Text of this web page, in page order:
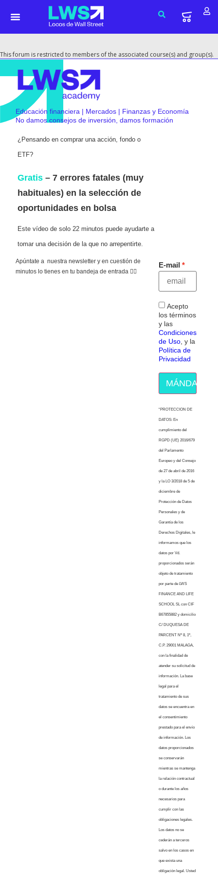
This forum is restricted to members of the associated course(s) and group(s).
Educación financiera | Mercados | Finanzas y Economía
No damos consejos de inversión, damos formación
¿Pensando en comprar una acción, fondo o
ETF?
Gratis – 7 errores fatales (muy
habituales) en la selección de
oportunidades en bolsa
Este vídeo de solo 22 minutos puede ayudarte a
tomar una decisión de la que no arrepentirte.
Apúntate a nuestra newsletter y en cuestión de
minutos lo tienes en tu bandeja de entrada 👇🏻
E-mail
Acepto
los términos
y las
Condiciones
de Uso, y la
Política de
Privacidad
MÁNDAME
“PROTECCION DE
DATOS: En
cumplimiento del
RGPD (UE) 2016/679
del Parlamento
Europeo y del Consejo
de 27 de abril de 2016
y la LO 3/2018 de 5 de
diciembre de
Protección de Datos
Personales y de
Garantía de los
Derechos Digitales, le
informamos que los
datos por Vd.
proporcionados serán
objeto de tratamiento
por parte de LWS
FINANCE AND LIFE
SCHOOL SL con CIF
B67855882 y domicilio
C/ DUQUESA DE
PARCENT Nº 8, 1º,
C.P. 29001 MALAGA,
con la finalidad de
atender su solicitud de
información. La base
legal para el
tratamiento de sus
datos se encuentra en
el consentimiento
prestado para el envío
de información. Los
datos proporcionados
se conservarán
mientras se mantenga
la relación contractual
o durante los años
necesarios para
cumplir con las
obligaciones legales.
Los datos no se
cederán a terceros
salvo en los casos en
que exista una
obligación legal. Usted